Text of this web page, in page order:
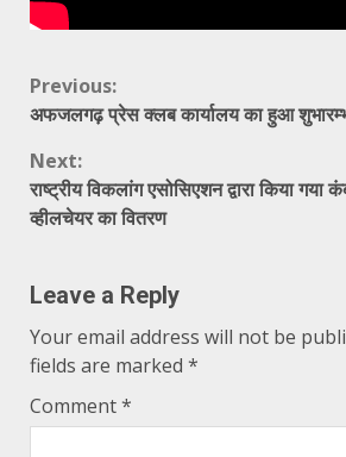
Continue
Reading
Previous:
अफजलगढ़ प्रेस क्लब कार्यालय का हुआ
Next:
राष्ट्रीय विकलांग एसोसिएशन द्वारा किया
व्हीलचेयर का वितरण
Leave a Reply
Your email address will not be
fields are marked *
Comment*